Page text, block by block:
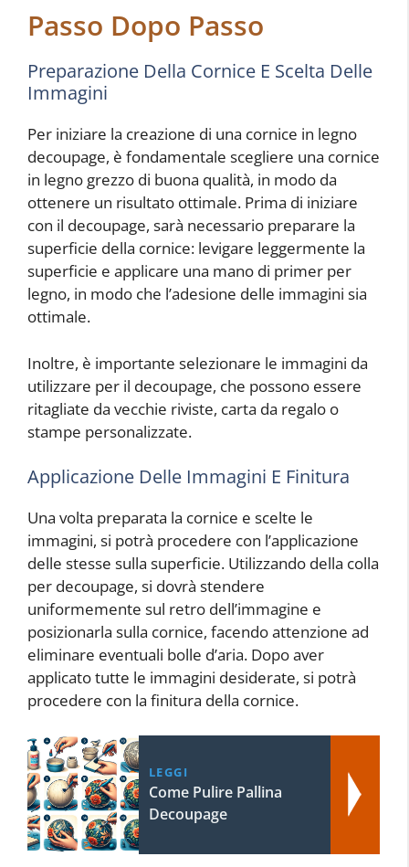
Passo Dopo Passo
Preparazione Della Cornice E Scelta Delle
Immagini
Per iniziare la creazione di una cornice in legno
decoupage, è fondamentale scegliere una cornice
in legno grezzo di buona qualità, in modo da
ottenere un risultato ottimale. Prima di iniziare
con il decoupage, sarà necessario preparare la
superficie della cornice: levigare leggermente la
superficie e applicare una mano di primer per
legno, in modo che l’adesione delle immagini sia
ottimale.
Inoltre, è importante selezionare le immagini da
utilizzare per il decoupage, che possono essere
ritagliate da vecchie riviste, carta da regalo o
stampe personalizzate.
Applicazione Delle Immagini E Finitura
Una volta preparata la cornice e scelte le
immagini, si potrà procedere con l’applicazione
delle stesse sulla superficie. Utilizzando della colla
per decoupage, si dovrà stendere
uniformemente sul retro dell’immagine e
posizionarla sulla cornice, facendo attenzione ad
eliminare eventuali bolle d’aria. Dopo aver
applicato tutte le immagini desiderate, si potrà
procedere con la finitura della cornice.
LEGGI
Come Pulire Pallina
Decoupage